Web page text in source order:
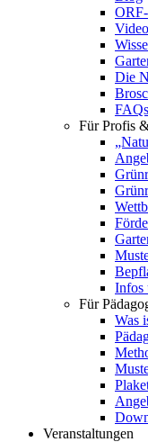
Die
Für Profis
Infos
Für
Was
Veranstaltungen